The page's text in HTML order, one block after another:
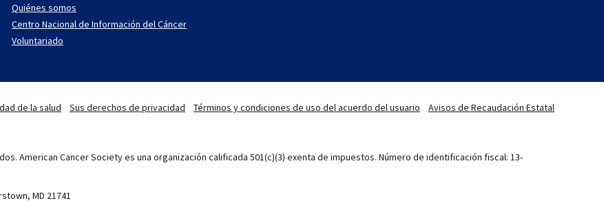
Quiénes somos
Centro Nacional de Información del Cáncer
Voluntariado
de la salud Sus derechos de privacidad Términos y condiciones de uso del acuerdo del usuario Avisos de Recaudación Estatal
American Cancer Society es una organización calificada 501(c)(3) exenta de impuestos. Número de identificación fiscal: 13-
MD 21741